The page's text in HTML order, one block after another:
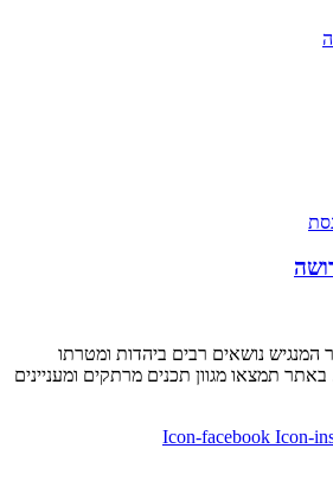
נושאים רבים ביהדות ומטרתו
תמצאו מגוון תכנים מרתקים ומעניינים
Icon-facebook Icon-